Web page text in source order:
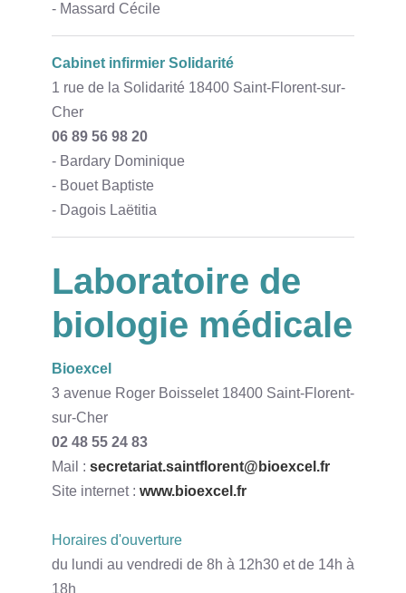
- Massard Cécile
Cabinet infirmier Solidarité
1 rue de la Solidarité 18400 Saint-Florent-sur-
Cher
06 89 56 98 20
- Bardary Dominique
- Bouet Baptiste
- Dagois Laëtitia
Laboratoire de
biologie médicale
Bioexcel
3 avenue Roger Boisselet 18400 Saint-Florent-
sur-Cher
02 48 55 24 83
Mail : secretariat.saintflorent@bioexcel.fr
Site internet : www.bioexcel.fr
Horaires d'ouverture
du lundi au vendredi de 8h à 12h30 et de 14h à
18h